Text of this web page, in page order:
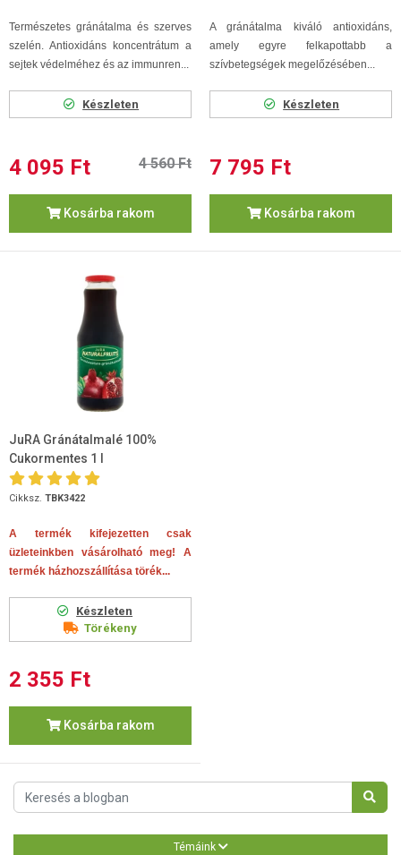
Természetes gránátalma és szerves
szelén. Antioxidáns koncentrátum a
sejtek védelméhez és az immunren...
Készleten
4 095 Ft 4 560 Ft
Kosárba rakom
A gránátalma kiváló antioxidáns,
amely egyre felkapottabb a
szívbetegségek megelőzésében...
Készleten
7 795 Ft
Kosárba rakom
JuRA Gránátalmalé 100%
Cukormentes 1 l
Cikksz. TBK3422
A termék kifejezetten csak
üzleteinkben vásárolható meg! A
termék házhozszállítása törék...
Készleten
Törékeny
2 355 Ft
Kosárba rakom
Témáink